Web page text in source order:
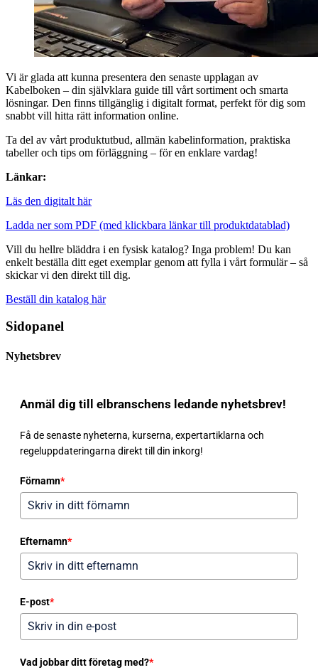
Vi är glada att kunna presentera den senaste upplagan av
Kabelboken – din självklara guide till vårt sortiment och smarta
lösningar. Den finns tillgänglig i digitalt format, perfekt för dig som
snabbt vill hitta rätt information online.
Ta del av vårt produktutbud, allmän kabelinformation, praktiska
tabeller och tips om förläggning – för en enklare vardag!
Länkar:
Läs den digitalt här
Ladda ner som PDF (med klickbara länkar till produktdatablad)
Vill du hellre bläddra i en fysisk katalog? Inga problem! Du kan
enkelt beställa ditt eget exemplar genom att fylla i vårt formulär – så
skickar vi den direkt till dig.
Beställ din katalog här
Sidopanel
Nyhetsbrev
Anmäl dig till elbranschens ledande nyhetsbrev!
Få de senaste nyheterna, kurserna, expertartiklarna och
regeluppdateringarna direkt till din inkorg!
Förnamn*
Efternamn*
E-post*
Vad jobbar ditt företag med?*